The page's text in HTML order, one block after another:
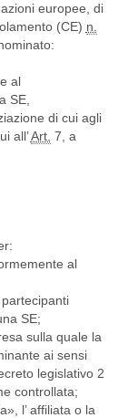
europee, di
(CE) n.
al
SE,
di cui agli
all’Art. 7, a
al
SE;
sulla quale la
ai sensi
legislativo 2
controllata;
l’ affiliata o la